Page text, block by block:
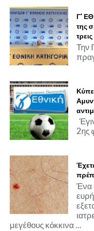
Γ'
της
Την
2ης
Ένα
μεγέθους κόκκινα ...